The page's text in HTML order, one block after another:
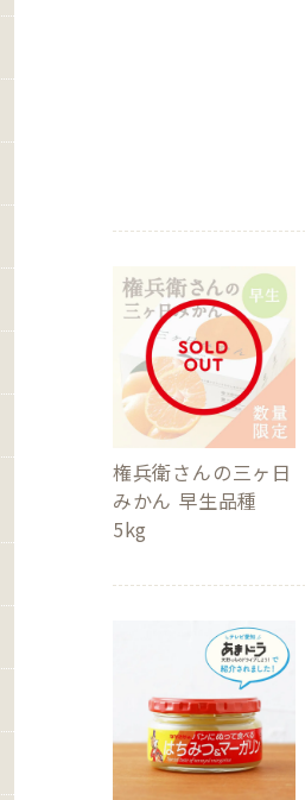
権兵衛さんの三ヶ日
みかん 早生品種
5kg